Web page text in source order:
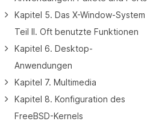
Kapitel 5. Das X-Window-System
Teil II. Oft benutzte Funktionen
Kapitel 6. Desktop-
Anwendungen
Kapitel 7. Multimedia
Kapitel 8. Konfiguration des
FreeBSD-Kernels